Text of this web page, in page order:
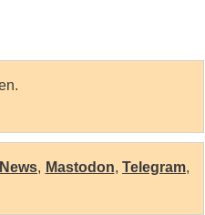
, Mastodon, Telegram,